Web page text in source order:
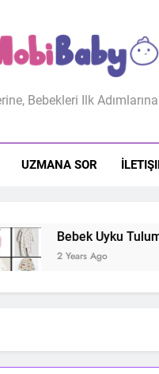
Bebekleri Ilk Adımlarına
UZMANA SOR
Bebek Uyku
2 Years Ago